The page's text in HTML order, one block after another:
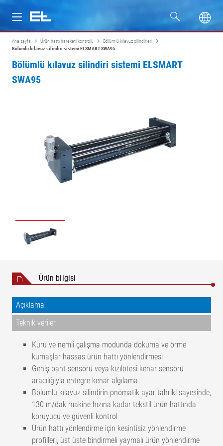
Ürünler
Ana sayfa Ürün hattı hareketi kontrolü
Bölümlü kılavuz silindirleri
Bölümlü kılavuz silindiri sistemi ELSMART SWA95
Bölümlü kılavuz silindiri sistemi ELSMART
SWA95
Ürün bilgisi
Açıklama
Teknik veriler
Kuru ve nemli çalışma modunda dokuma ve örme
kumaşlar hassas ürün hattı yönlendirmesi
Geniş bant sensörü veya kızılötesi kenar sensörü
aracılığıyla entegre kenar algılama
Bölümlü kılavuz silindirin pnömatik ayar tahriki sayesinde,
130 m/dak makine hızına kadar tekstil ürün hattında
koruyucu ve güvenli kontrol
Ürün hattı yönlendirme için kesintisiz yönlendirme
profilleri, üst üste bindirmeli yaymalı ürün yönlendirme